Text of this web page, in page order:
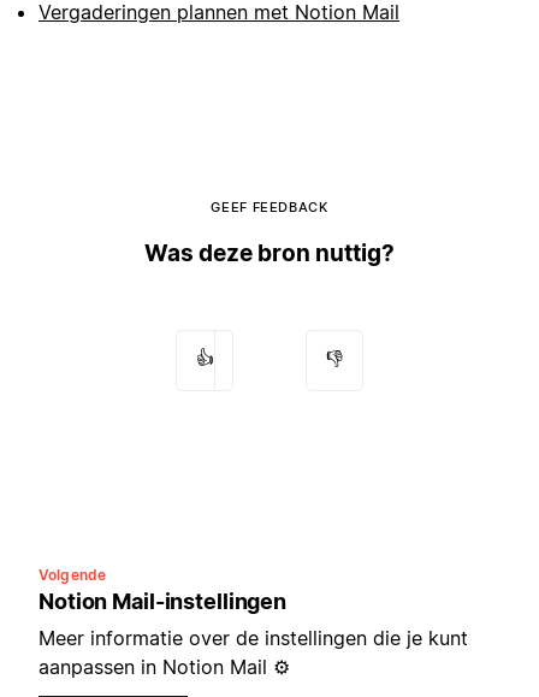
Vergaderingen plannen met Notion Mail
GEEF FEEDBACK
Was deze bron nuttig?
👍 👎
Volgende
Notion Mail-instellingen
Meer informatie over de instellingen die je kunt
aanpassen in Notion Mail ⚙️